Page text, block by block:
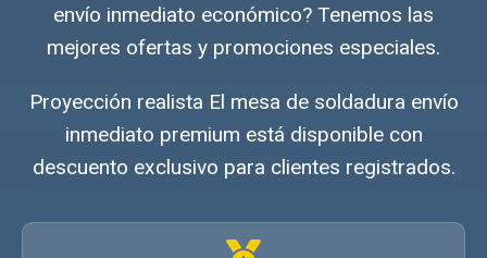
envío inmediato económico? Tenemos las
mejores ofertas y promociones especiales.
Proyección realista El mesa de soldadura envío
inmediato premium está disponible con
descuento exclusivo para clientes registrados.